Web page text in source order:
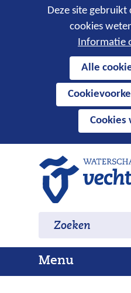
Cookies
toestaan?
Deze site
cookies
Informatie
cookies
deze
website
worden
toegestaan
geweigerd.
Alle
Cookies
o
e
Zoeken
MenuU
i